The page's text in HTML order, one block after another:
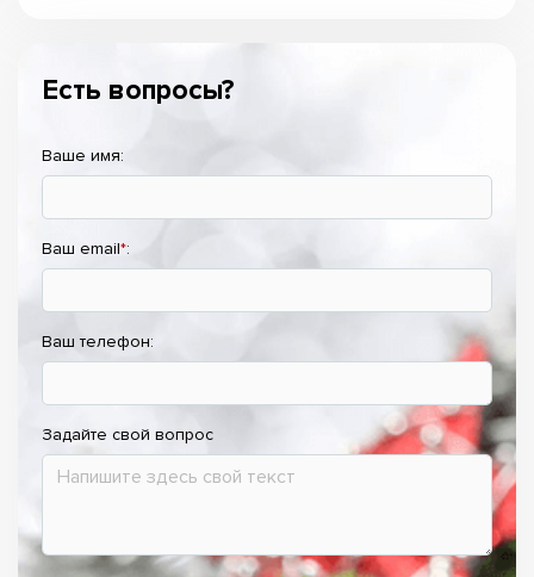
Есть вопросы?
Ваше имя:
Ваш email*:
Ваш телефон:
Задайте свой вопрос